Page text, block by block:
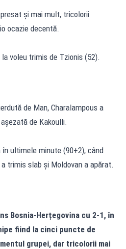
și mai mult, tricolorii
ocazie decentă.
voleu trimis de Tzionis (52).
de Man, Charalampous a
de Kakoulli.
ultimele minute (90+2), când
trimis slab și Moldovan a apărat.
Bosnia-Herțegovina cu 2-1, în
fiind la cinci puncte de
grupei, dar tricolorii mai